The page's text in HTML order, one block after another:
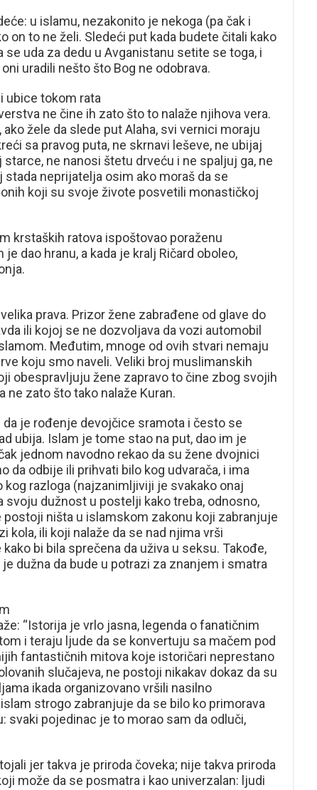
u islamu, nezakonito je nekoga (pa čak i
on to ne želi. Sledeći put kada budete čitali kako
se uda za dedu u Avganistanu setite se toga, i
uradili nešto što Bog ne odobrava.
ubice tokom rata
ne čine ih zato što to nalaže njihova vera.
žele da slede put Alaha, svi vernici moraju
sa pravog puta, ne skrnavi leševe, ne ubijaj
ne nanosi štetu drveću i ne spaljuj ga, ne
stada neprijatelja osim ako moraš da se
koji su svoje živote posvetili monastičkoj
krstaških ratova ispoštovao poraženu
dao hranu, a kada je kralj Ričard oboleo,
prava. Prizor žene zabrađene od glave do
ili kojoj se ne dozvoljava da vozi automobil
Međutim, mnoge od ovih stvari nemaju
koju smo naveli. Veliki broj muslimanskih
obespravljuju žene zapravo to čine zbog svojih
zato što tako nalaže Kuran.
je rođenje devojčice sramota i često se
ubija. Islam je tome stao na put, dao im je
jednom navodno rekao da su žene dvojnici
da odbije ili prihvati bilo kog udvarača, i ima
kog razloga (najzanimljiviji je svakako onaj
svoju dužnost u postelji kako treba, odnosno,
postoji ništa u islamskom zakonu koji zabranjuje
kola, ili koji nalaže da se nad njima vrši
bi bila sprečena da uživa u seksu. Takođe,
dužna da bude u potrazi za znanjem i smatra
“Istorija je vrlo jasna, legenda o fanatičnim
i teraju ljude da se konvertuju sa mačem pod
fantastičnih mitova koje istoričari neprestano
slučajeva, ne postoji nikakav dokaz da su
ikada organizovano vršili nasilno
strogo zabranjuje da se bilo ko primorava
svaki pojedinac je to morao sam da odluči,
jer takva je priroda čoveka; nije takva priroda
može da se posmatra i kao univerzalan: ljudi